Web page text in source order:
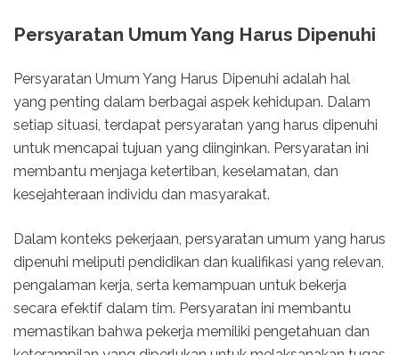
Persyaratan Umum Yang Harus Dipenuhi
Persyaratan Umum Yang Harus Dipenuhi adalah hal
yang penting dalam berbagai aspek kehidupan. Dalam
setiap situasi, terdapat persyaratan yang harus dipenuhi
untuk mencapai tujuan yang diinginkan. Persyaratan ini
membantu menjaga ketertiban, keselamatan, dan
kesejahteraan individu dan masyarakat.
Dalam konteks pekerjaan, persyaratan umum yang harus
dipenuhi meliputi pendidikan dan kualifikasi yang relevan,
pengalaman kerja, serta kemampuan untuk bekerja
secara efektif dalam tim. Persyaratan ini membantu
memastikan bahwa pekerja memiliki pengetahuan dan